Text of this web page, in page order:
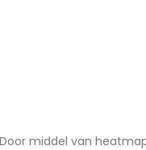
middel van